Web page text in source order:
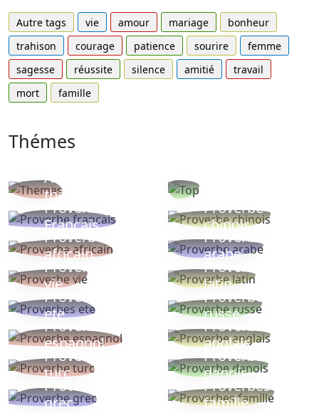
Autre tags vie amour mariage
bonheur
trahison
courage patience sourire
femme
sagesse
réussite silence amitié
travail
mort
famille
Thémes
Autres
thèmes
Proverbe
Français
Proverbe
chinois
Proverbe
africain
Proverbe
arabe
Proverbe
vie
Proverbe
latin
Proverbes
ete
Proverbe
russe
Proverbe
espagnol
Proverbe
anglais
Proverbe
turc
Proverbe
danois
Proverbe
grec
Proverbes
famille